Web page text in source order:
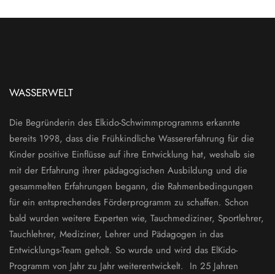
WASSERWELT
Die Begründerin des Elkido-Schwimmprogramms erkannte
bereits 1998, dass die Frühkindliche Wassererfahrung für die
Kinder positive Einflüsse auf ihre Entwicklung hat, weshalb sie
mit der Erfahrung ihrer pädagogischen Ausbildung und die
gesammelten Erfahrungen begann, die Rahmenbedingungen
für ein entsprechendes Förderprogramm zu schaffen. Schon
bald wurden weitere Experten wie, Tauchmediziner, Sportlehrer,
Tauchlehrer, Mediziner, Lehrer und Pädagogen in das
Entwicklungs-Team geholt. So wurde und wird das ElKido-
Programm von Jahr zu Jahr weiterentwickelt. In 25 Jahren